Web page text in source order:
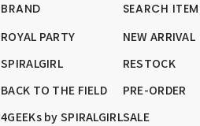
BRAND
ROYAL PARTY
SPIRALGIRL
BACK TO THE FIELD
4GEEKs by SPIRALGIRL
SEARCH
NEW ARRIVAL
RESTOCK
PRE-ORDER
SALE